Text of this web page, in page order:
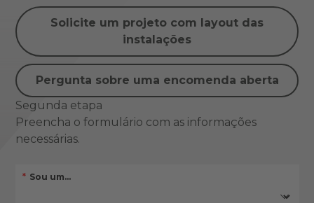
Solicite um projeto com layout das
instalações
Pergunta sobre uma encomenda aberta
Segunda etapa
Preencha o formulário com as informações
necessárias.